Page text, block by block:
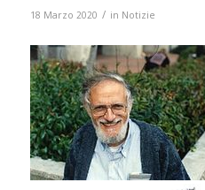
18 Marzo 2020 / in Notizie